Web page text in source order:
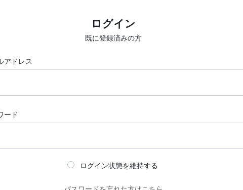
ログイン
既に登録済みの方
アドレス
ード
ログイン状態を維持する